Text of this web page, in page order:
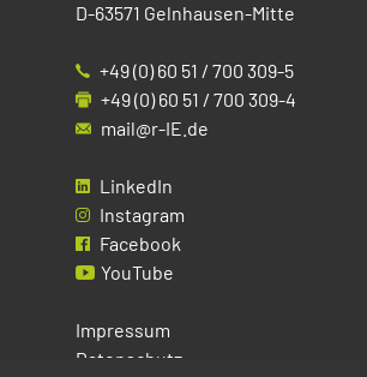
D-63571 Gelnhausen-Mitte
+49 (0) 60 51 / 700 309-5
+49 (0) 60 51 / 700 309-4
mail@r-IE.de
LinkedIn
Instagram
Facebook
YouTube
Impressum
Datenschutz